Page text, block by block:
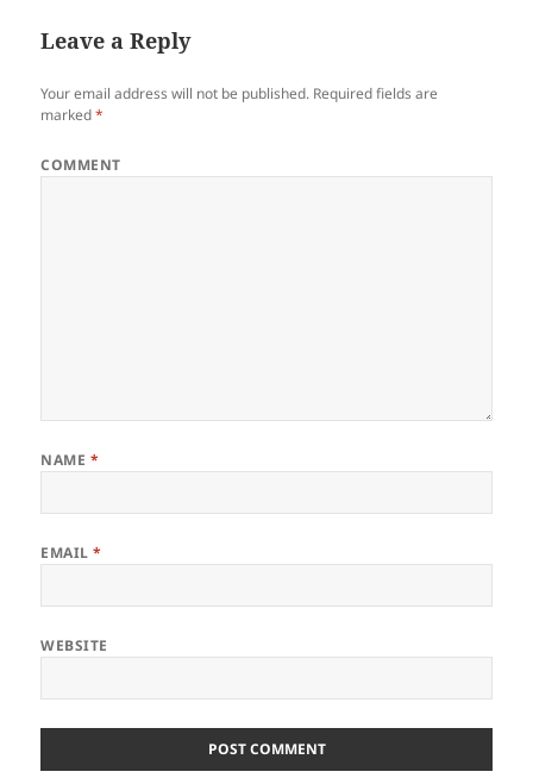
Leave a Reply
Your email address will not be published. Required fields are
marked*
COMMENT
NAME *
EMAIL*
WEBSITE